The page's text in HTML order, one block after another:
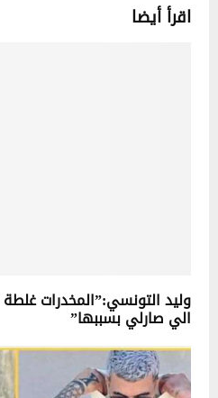
اقرأ أيضا
وليد التونسي:”المخدرات
الي صارلي بسببها”